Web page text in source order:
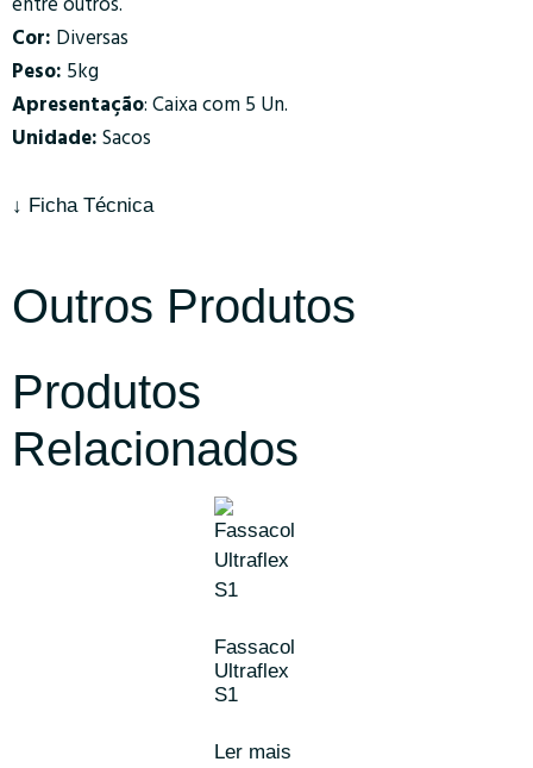
Cor: Diversas
Peso: 5kg
Apresentação: Caixa com 5 Un.
Unidade:Sacos
↓ Ficha Técnica
Outros Produtos
Produtos
Relacionados
Fassacol
Ultraflex
S1
Ler mais